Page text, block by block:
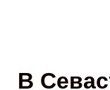
В